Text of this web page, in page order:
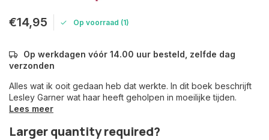
€14,95 Op voorraad (1)
Op werkdagen vóór 14.00 uur besteld, zelfde dag
verzonden
Alles wat ik ooit gedaan heb dat werkte. In dit boek beschrijft
Lesley Garner wat haar heeft geholpen in moeilijke tijden.
Lees meer
Larger quantity required?